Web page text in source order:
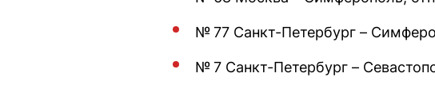
№ 77 Санкт-Петербург –
№ 7 Санкт-Петербург –